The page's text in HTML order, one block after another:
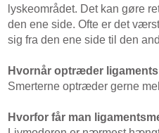
lyskeområdet. Det kan gøre
den ene side. Ofte er det
sig fra den ene side til den
Hvornår optræder
Smerterne optræder gerne
Hvorfor får man